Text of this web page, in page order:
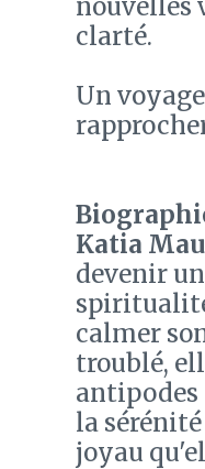
nouvelles
clarté.
Un
Katia
devenir
calmer
troublé,
antipodes
la
joyau